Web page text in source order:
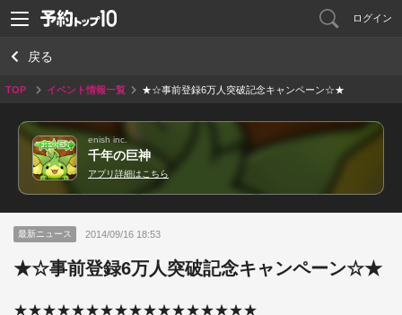
ログイン
戻る
TOP イベント情報一覧 ★☆事前登録6万人突破記念キャンペーン☆★
enish inc.
千年の巨神
アプリ詳細はこちら
最新ニュース 2014/09/16 18:53
★☆事前登録6万人突破記念キャンペーン☆★
★★★★★★★★★★★★★★★★★